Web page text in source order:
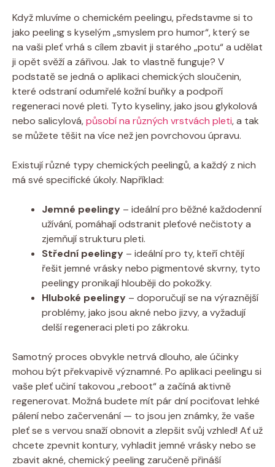
Když mluvíme o chemickém peelingu, představme si to
jako peeling s kyselým „smyslem pro humor“, který se
na vaši pleť vrhá s cílem zbavit ji starého „potu“ a udělat
ji opět svěží a zářivou. Jak to vlastně funguje? V
podstatě se jedná o aplikaci chemických sloučenin,
které odstraní odumřelé kožní buňky a podpoří
regeneraci nové pleti. Tyto kyseliny, jako jsou glykolová
nebo salicylová,působí na různých vrstvách pleti, a tak
se můžete těšit na více než jen povrchovou úpravu.
Existují různé typy chemických peelingů, a každý z nich
má své specifické úkoly. Například:
Jemné peelingy – ideální pro běžné každodenní
užívání, pomáhají odstranit pleťové nečistoty a
zjemňují strukturu pleti.
Střední peelingy – ideální pro ty, kteří chtějí
řešit jemné vrásky nebo pigmentové skvrny, tyto
peelingy pronikají hlouběji do pokožky.
Hluboké peelingy – doporučují se na výraznější
problémy, jako jsou akné nebo jizvy, a vyžadují
delší regeneraci pleti po zákroku.
Samotný proces obvykle netrvá dlouho, ale účinky
mohou být překvapivě významné. Po aplikaci peelingu si
vaše pleť učiní takovou „reboot“ a začíná aktivně
regenerovat. Možná budete mít pár dní pociťovat lehké
pálení nebo začervenání — to jsou jen známky, že vaše
pleť se s vervou snaží obnovit a zlepšit svůj vzhled! Ať už
chcete zpevnit kontury, vyhladit jemné vrásky nebo se
zbavit akné, chemický peeling zaručeně přináší